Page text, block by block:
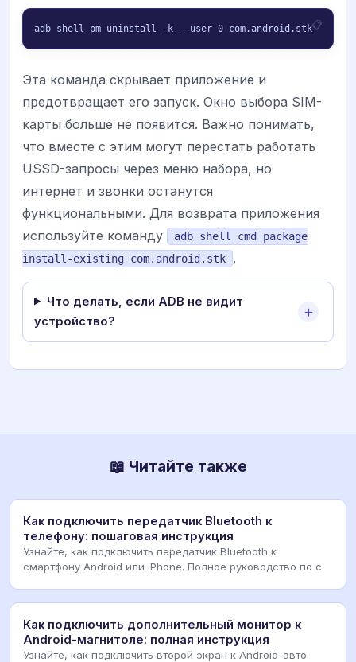
adb shell pm uninstall -k --user 0 com.android.stk
Эта команда скрывает приложение и
предотвращает его запуск. Окно выбора SIM-
карты больше не появится. Важно понимать,
что вместе с этим могут перестать работать
USSD-запросы через меню набора, но
интернет и звонки останутся
функциональными. Для возврата приложения
используйте команду
adb shell cmd package
install-existing com.android.stk
.
Что делать, если ADB не видит
устройство?
📖 Читайте также
Как подключить передатчик Bluetooth к
телефону: пошаговая инструкция
Узнайте, как подключить передатчик Bluetooth к
смартфону Android или iPhone. Полное руководство по с
Как подключить дополнительный монитор к
Android-магнитоле: полная инструкция
Узнайте, как подключить второй экран к Android-авто.